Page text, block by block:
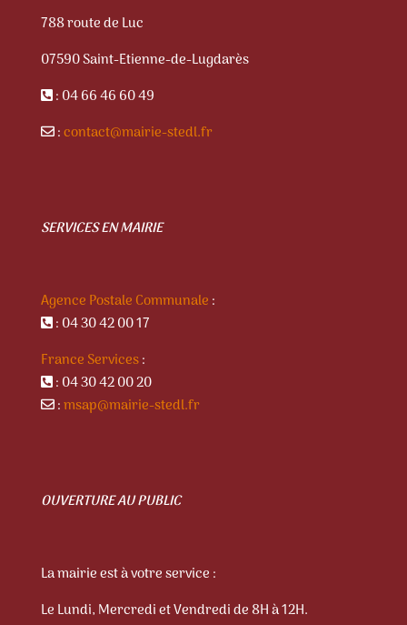
788 route de Luc
07590 Saint-Etienne-de-Lugdarès
: 04 66 46 60 49
:contact@mairie-stedl.fr
SERVICES EN MAIRIE
Agence Postale Communale :
: 04 30 42 00 17
France Services:
: 04 30 42 00 20
:msap@mairie-stedl.fr
OUVERTURE AU PUBLIC
La mairie est à votre service :
Le Lundi, Mercredi et Vendredi de 8H à 12H.